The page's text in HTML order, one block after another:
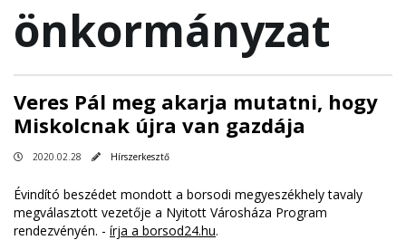
önkormányzat
Veres Pál meg akarja mutatni, hogy
Miskolcnak újra van gazdája
2020.02.28 Hírszerkesztő
Évindító beszédet mondott a borsodi megyeszékhely tavaly
megválasztott vezetője a Nyitott Városháza Program
rendezvényén. - írja a borsod24.hu.